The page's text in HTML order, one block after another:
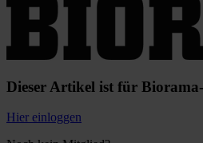
Dieser Artikel ist für
Hier einloggen